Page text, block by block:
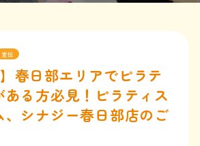
宣伝
】春日部エリアでピラテ
ある方必見！ピラティス
、シナジー春日部店のご